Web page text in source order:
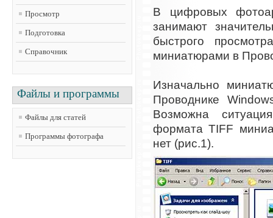
Просмотр
Подготовка
Справочник
Файлы и программы
Файлы для статей
Программы фотографа
В цифровых
занимают
быстрого
миниатюрами в
Изначально
Проводнике
Возможна
формата TIFF
нет (рис.1).